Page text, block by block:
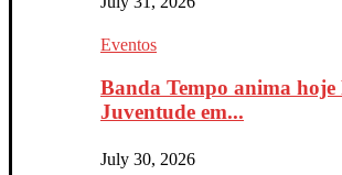
Eventos
Banda Tempo anima hoje
Juventude em...
July 30, 2026